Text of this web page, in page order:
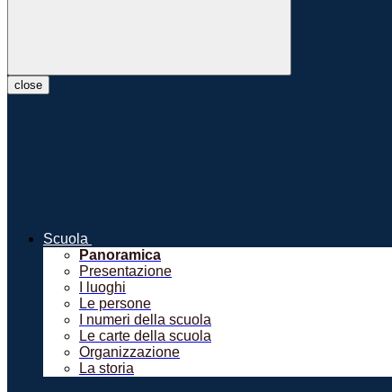
close
Scuola
Panoramica
Presentazione
I luoghi
Le persone
I numeri della scuola
Le carte della scuola
Organizzazione
La storia